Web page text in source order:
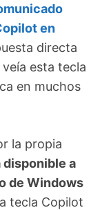
en
directa
esta tecla
en muchos
la propia
disponible a
de Windows
tecla Copilot